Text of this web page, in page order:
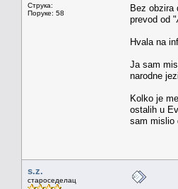
Струка:
Поруке: 58
Bez obzira
prevod od "
Hvala na
Ja sam
narodne
Kolko je
ostalih u
sam mislio
s.z.
староседелац